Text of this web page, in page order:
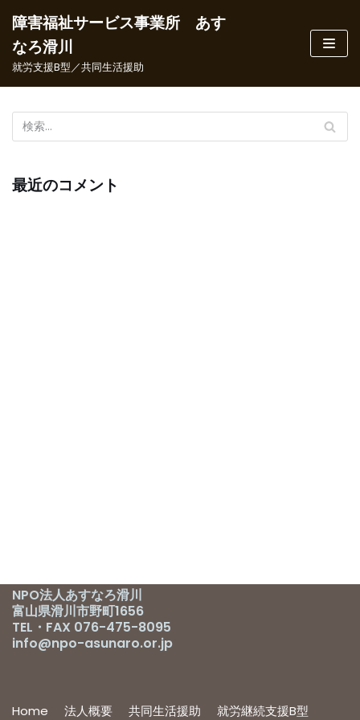
コ
ン
ツ
へ
キ
ッ
障害福祉サービス事業所 あす
なろ滑川
就労支援B型／共同生活援助
最近のコメント
NPO法人あすなろ滑川
富山県滑川市野町1656
TEL・FAX 076-475-8095
info@npo-asunaro.or.jp
Home 法人概要 共同生活援助 就労継続支援B型